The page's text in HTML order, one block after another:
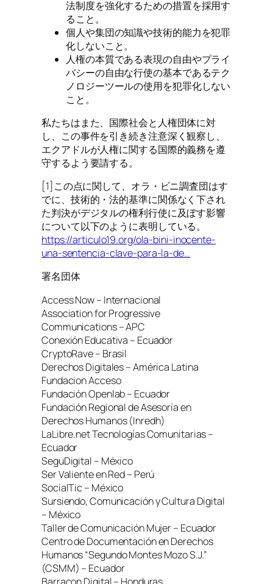
法制度を強化するための措置を採用す
ること。
個人や集団の知識や技術的能力を犯罪
化しないこと。
人権の本質である表現の自由やプライ
バシーの自由な行使の基本であるテク
ノロジーツールの使用を犯罪化しない
こと。
私たちはまた、国際社会と人権団体に対
し、この事件を引き続き注意深く観察し、
エクアドルが人権に関する国際的義務を遵
守するよう要請する。
[1]この点に関して、オラ・ビニ調査団はす
でに、技術的・法的基準に関係なく下され
た判決がデジタルの権利行使に及ぼす影響
について以下のように表明している。
https://articulo19.org/ola-bini-inocente-
una-sentencia-clave-para-la-de…
署名団体
Access Now – Internacional
Association for Progressive
Communications – APC
Conexión Educativa – Ecuador
CryptoRave – Brasil
Derechos Digitales – América Latina
Fundacion Acceso
Fundación Openlab – Ecuador
Fundación Regional de Asesoría en
Derechos Humanos (Inredh)
LaLibre.net Tecnologías Comunitarias –
Ecuador
SeguDigital – México
Ser Valiente en Red – Perú
SocialTic – México
Sursiendo, Comunicación y Cultura Digital
– México
Taller de Comunicación Mujer – Ecuador
Centro de Documentación en Derechos
Humanos “Segundo Montes Mozo S.J.”
(CSMM) – Ecuador
Barracon Digital – Honduras